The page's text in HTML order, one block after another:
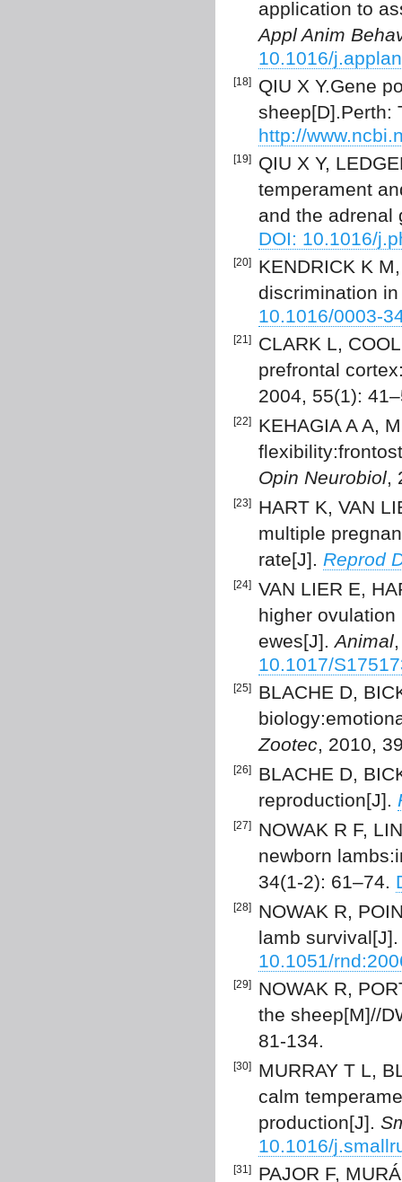
application to
Appl Anim
10.1016/
[18]
QIU X Y.Gene
sheep[D].Perth:
http://
[19]
QIU X Y,
temperament
and the
DOI: 10.1016/
[20]
KENDRICK K
discrimination
10.1016/0003-
[21]
CLARK L,
prefrontal
2004, 55(1):
[22]
KEHAGIA A A,
Opin Neurobiol,
[23]
HART K, VAN
multiple
rate[J]. Reprod
[24]
VAN LIER E,
higher
ewes[J].Animal
10.1017/
[25]
BLACHE D,
Zootec, 2010,
[26]
BLACHE D,
reproduction[J].
[27]
NOWAK R F,
newborn
34(1-2): 61–74.
[28]
NOWAK R,
lamb
10.1051/
[29]
NOWAK R,
the sheep[M]//
81-134.
[30]
MURRAY T L,
calm
production[J].
10.1016/
[31] PAJOR F,